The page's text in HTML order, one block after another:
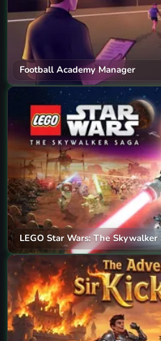
Football Academy Manager
LEGO Star Wars: The Skywalker